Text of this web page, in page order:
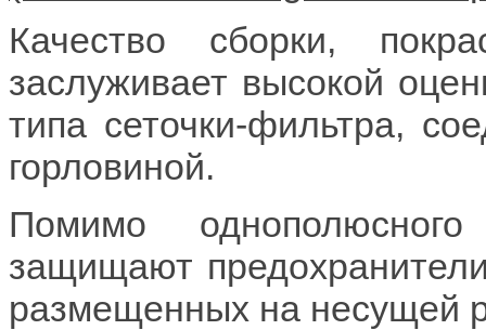
Качество сборки,
заслуживает высокой
типа сеточки-фильтра,
горловиной.
Помимо
защищают
размещенных на несущей